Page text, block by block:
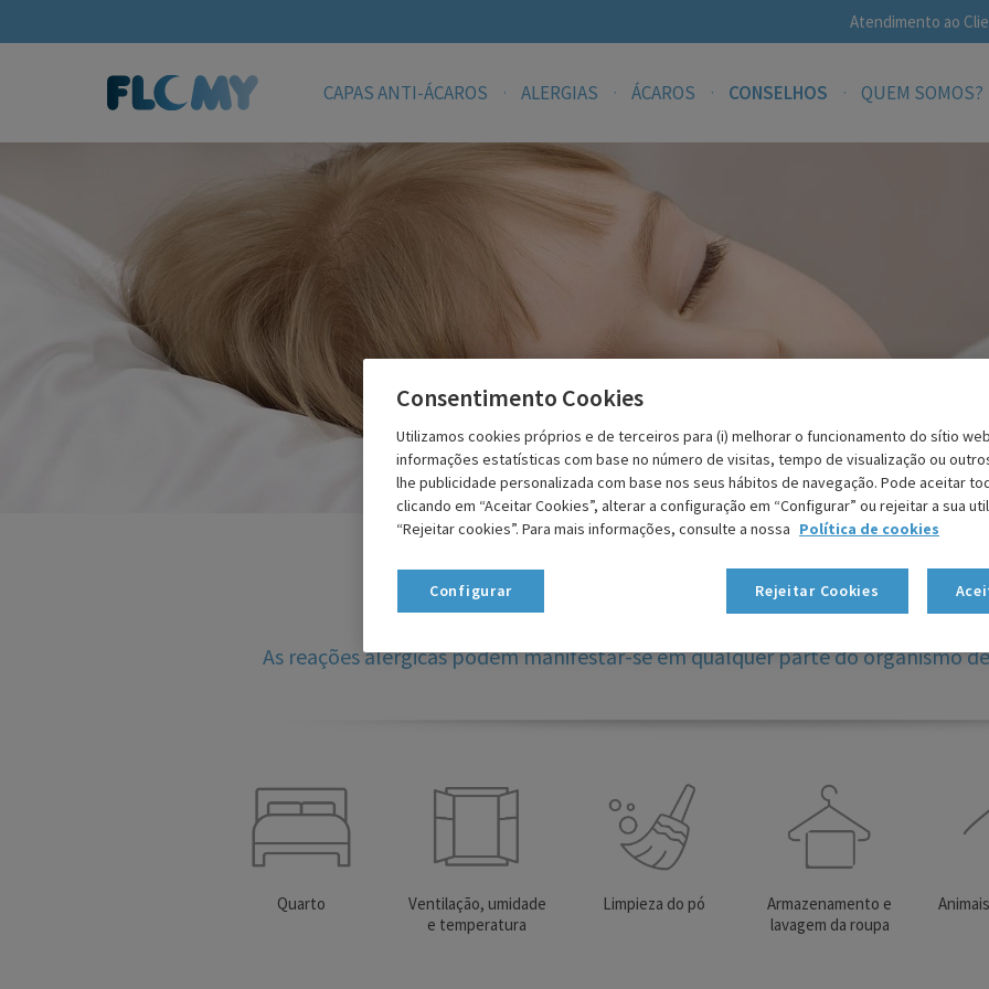
Atendimento ao
CAPAS ANTI-ÁCAROS ALERGIAS ÁCAROS CONSELHOS QUEM SOMOS?
Conselhos para prevenir os
As reações alérgicas podem manifestar-se em qualquer parte do organismo
Quarto
Ventilação, umidade
e temperatura
Limpieza do pó
Armazenamento e
lavagem da roupa
Consentimento Cookies
Utilizamos cookies próprios e de terceiros para (i) melhorar o funcionamento do sítio
informações estatísticas com base no número de visitas, tempo de visualização ou
lhe publicidade personalizada com base nos seus hábitos de navegação. Pode aceitar
clicando em “Aceitar Cookies”, alterar a configuração em “Configurar” ou rejeitar a sua
“Rejeitar cookies”. Para mais informações, consulte a nossa Política de cookies
Rejeitar Cookies
Configurar